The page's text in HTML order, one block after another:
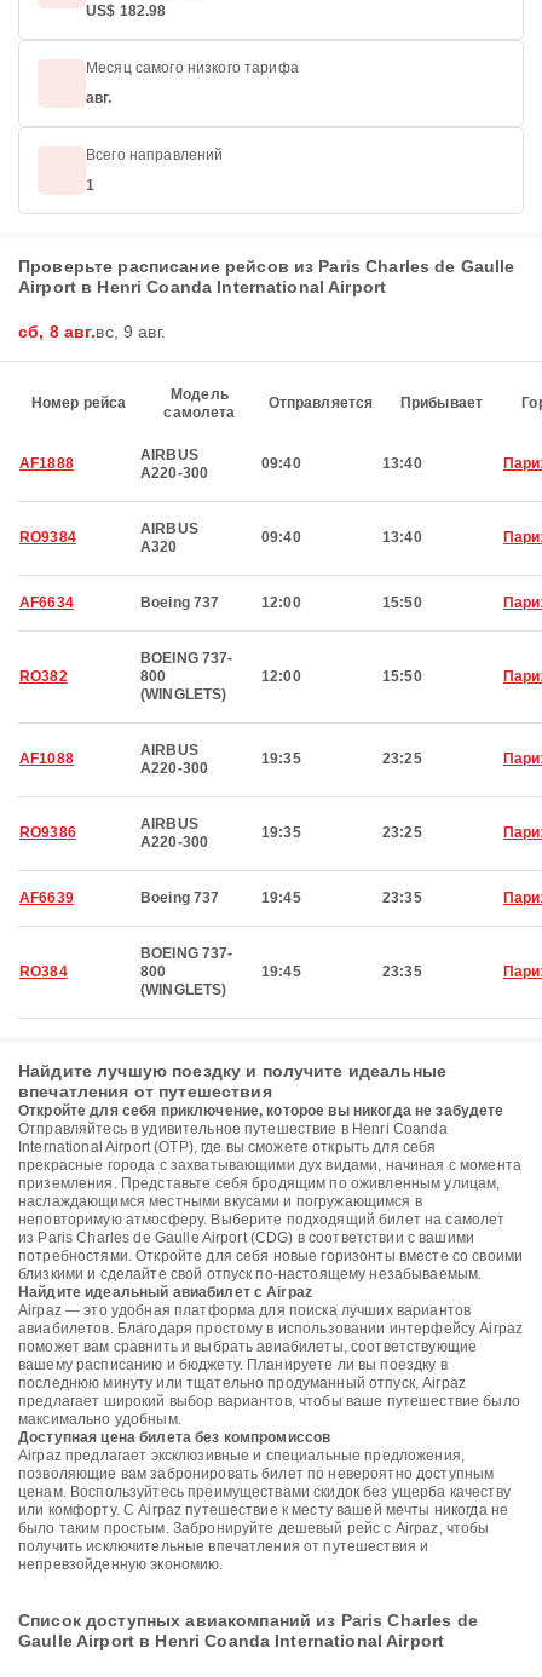
US$ 182.98
Месяц самого низкого тарифа
авг.
Всего направлений
1
Проверьте расписание рейсов из Paris Charles de Gaulle
Airport в Henri Coanda International Airport
сб, 8 авг.вс, 9 авг.
Номер рейса
Модель
самолета
Отправляется Прибывает
AF1888
AIRBUS
A220-300
09:40 13:40
RO9384
AIRBUS
A320
09:40 13:40
AF6634 Boeing 737 12:00 15:50
RO382
BOEING 737-
800
(WINGLETS)
12:00 15:50
AF1088
AIRBUS
A220-300
19:35 23:25
RO9386
AIRBUS
A220-300
19:35 23:25
AF6639 Boeing 737 19:45 23:35
RO384
BOEING 737-
800
(WINGLETS)
19:45 23:35
Найдите лучшую поездку и получите идеальные
впечатления от путешествия
Откройте для себя приключение, которое вы никогда не забудете
Отправляйтесь в удивительное путешествие в Henri Coanda
International Airport (OTP), где вы сможете открыть для себя
прекрасные города с захватывающими дух видами, начиная с момента
приземления. Представьте себя бродящим по оживленным улицам,
наслаждающимся местными вкусами и погружающимся в
неповторимую атмосферу. Выберите подходящий билет на самолет
из Paris Charles de Gaulle Airport (CDG) в соответствии с вашими
потребностями. Откройте для себя новые горизонты вместе со своими
близкими и сделайте свой отпуск по-настоящему незабываемым.
Найдите идеальный авиабилет с Airpaz
Airpaz — это удобная платформа для поиска лучших вариантов
авиабилетов. Благодаря простому в использовании интерфейсу Airpaz
поможет вам сравнить и выбрать авиабилеты, соответствующие
вашему расписанию и бюджету. Планируете ли вы поездку в
последнюю минуту или тщательно продуманный отпуск, Airpaz
предлагает широкий выбор вариантов, чтобы ваше путешествие было
максимально удобным.
Доступная цена билета без компромиссов
Airpaz предлагает эксклюзивные и специальные предложения,
позволяющие вам забронировать билет по невероятно доступным
ценам. Воспользуйтесь преимуществами скидок без ущерба качеству
или комфорту. С Airpaz путешествие к месту вашей мечты никогда не
было таким простым. Забронируйте дешевый рейс с Airpaz, чтобы
получить исключительные впечатления от путешествия и
непревзойденную экономию.
Список доступных авиакомпаний из Paris Charles de
Gaulle Airport в Henri Coanda International Airport